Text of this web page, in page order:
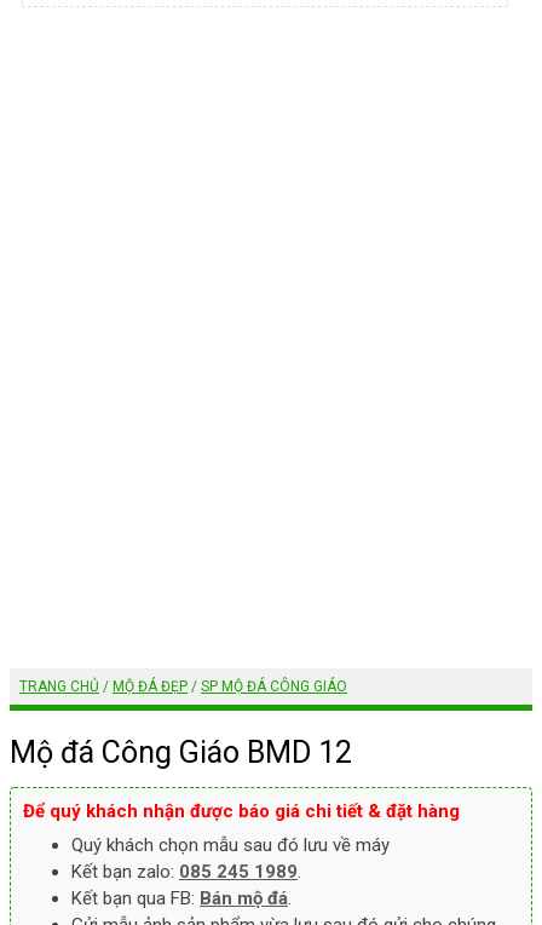
TRANG CHỦ / MỘ ĐÁ ĐẸP / SP MỘ ĐÁ CÔNG GIÁO
Mộ đá Công Giáo BMD 12
Để quý khách nhận được báo giá chi tiết & đặt hàng
Quý khách chọn mẫu sau đó lưu về máy
Kết bạn zalo: 085 245 1989.
Kết bạn qua FB: Bán mộ đá.